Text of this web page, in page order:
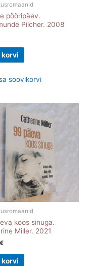
pööripäev.
Pilcher. 2008
korvi
soovikorvi
koos sinuga.
Miller. 2021
€
korvi